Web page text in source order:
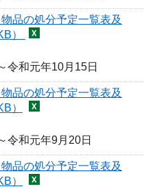
品の処分予定一覧表及
）
令和元年10月15日
品の処分予定一覧表及
）
令和元年9月20日
品の処分予定一覧表及
）